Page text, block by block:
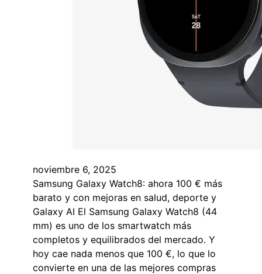
noviembre 6, 2025
Samsung Galaxy Watch8: ahora 100 € más
barato y con mejoras en salud, deporte y
Galaxy AI El Samsung Galaxy Watch8 (44
mm) es uno de los smartwatch más
completos y equilibrados del mercado. Y
hoy cae nada menos que 100 €, lo que lo
convierte en una de las mejores compras